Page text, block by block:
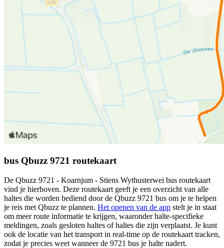
bus Qbuzz 9721 routekaart
De Qbuzz 9721 - Koarnjum - Stiens Wythusterwei bus routekaart
vind je hierboven. Deze routekaart geeft je een overzicht van alle
haltes die worden bediend door de Qbuzz 9721 bus om je te helpen
je reis met Qbuzz te plannen. Het openen van de app stelt je in staat
om meer route informatie te krijgen, waaronder halte-specifieke
meldingen, zoals gesloten haltes of haltes die zijn verplaatst. Je kunt
ook de locatie van het transport in real-time op de routekaart tracken,
zodat je precies weet wanneer de 9721 bus je halte nadert.